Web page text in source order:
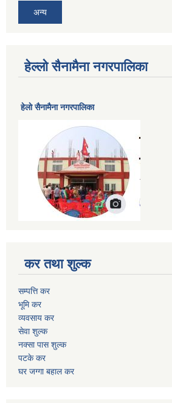
अन्य
हेल्लो सैनामैना नगरपालिका
हेलाे सैनामैना नगरपालिका
कर तथा शुल्क
सम्पत्ति कर
भूमि कर
व्यवसाय कर
सेवा शुल्क
नक्सा पास शुल्क
पटके कर
घर जग्गा बहाल कर